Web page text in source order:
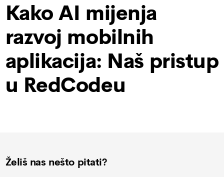
Kako AI mijenja
razvoj mobilnih
aplikacija: Naš pristup
u RedCodeu
Želiš nas nešto pitati?